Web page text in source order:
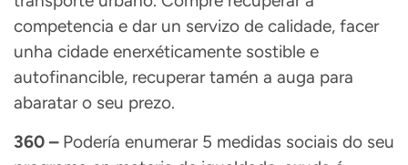
competencia e dar un servizo de calidade, facer
unha cidade enerxéticamente sostible e
autofinancible, recuperar tamén a auga para
abaratar o seu prezo.
360 –Podería enumerar 5 medidas sociais do seu